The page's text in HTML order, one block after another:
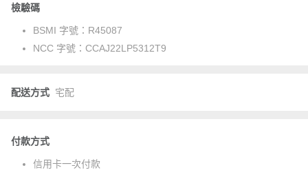
檢驗碼
BSMI 字號： R45087
NCC 字號： CCAJ22LP5312T9
配送方式 宅配
付款方式
信用卡一次付款